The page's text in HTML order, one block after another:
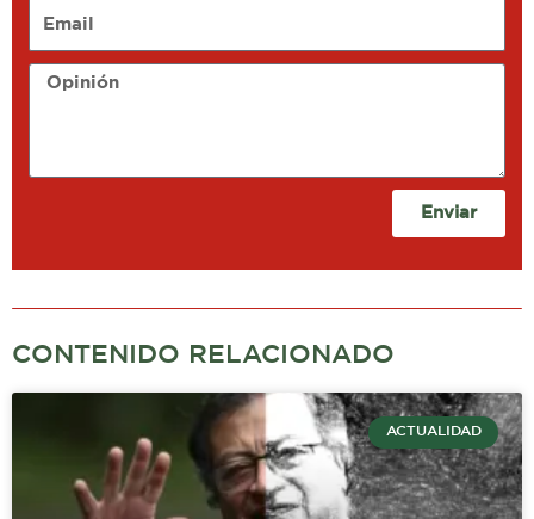
Opinión
Enviar
CONTENIDO RELACIONADO
ACTUALIDAD